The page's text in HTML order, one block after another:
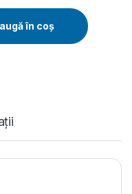
720 quantity
în coș